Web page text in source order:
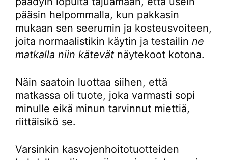
pääsin helpommalla, kun pakkasin
mukaan sen seerumin ja kosteusvoiteen,
joita normaalistikin käytin ja testailin ne
matkalla niin kätevät näytekoot kotona.
Näin saatoin luottaa siihen, että
matkassa oli tuote, joka varmasti sopi
minulle eikä minun tarvinnut miettiä,
riittäisikö se.
Varsinkin kasvojenhoitotuotteiden